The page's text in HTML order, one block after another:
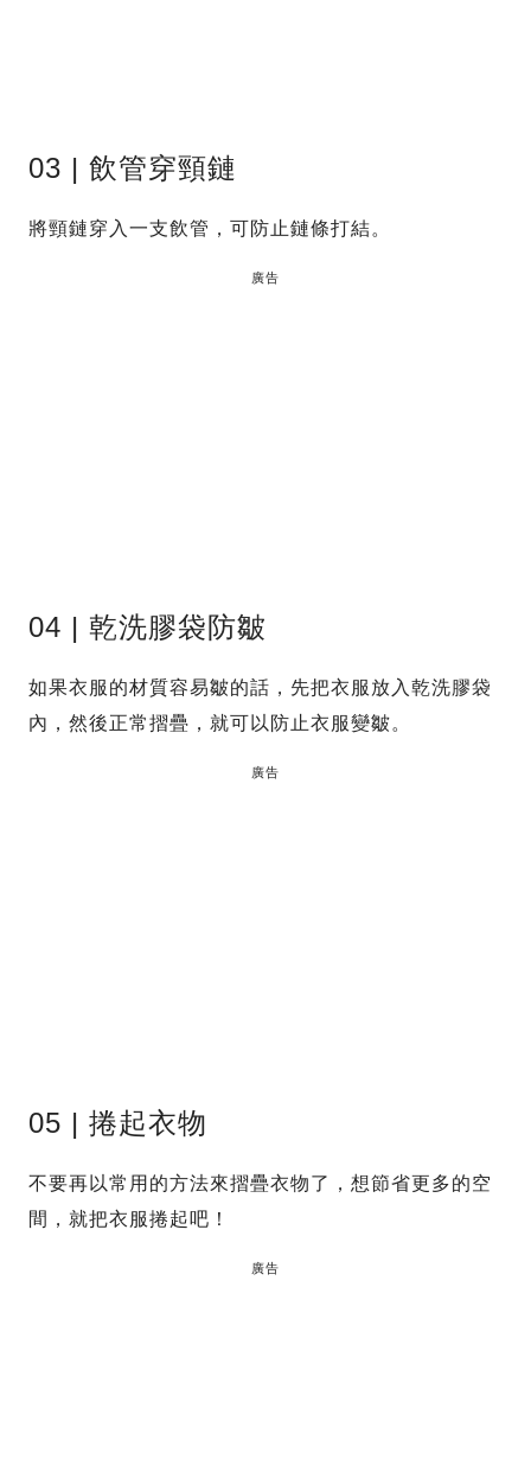
03 | 飲管穿頸鏈
將頸鏈穿入一支飲管，可防止鏈條打結。
廣告
04 | 乾洗膠袋防皺
如果衣服的材質容易皺的話，先把衣服放入乾洗膠袋
內，然後正常摺疊，就可以防止衣服變皺。
廣告
05 | 捲起衣物
不要再以常用的方法來摺疊衣物了，想節省更多的空
間，就把衣服捲起吧！
廣告